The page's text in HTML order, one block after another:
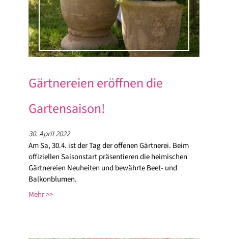
Gärtnereien eröffnen die
Gartensaison!
30. April 2022
Am Sa, 30.4. ist der Tag der offenen Gärtnerei. Beim
offiziellen Saisonstart präsentieren die heimischen
Gärtnereien Neuheiten und bewährte Beet- und
Balkonblumen.
Mehr